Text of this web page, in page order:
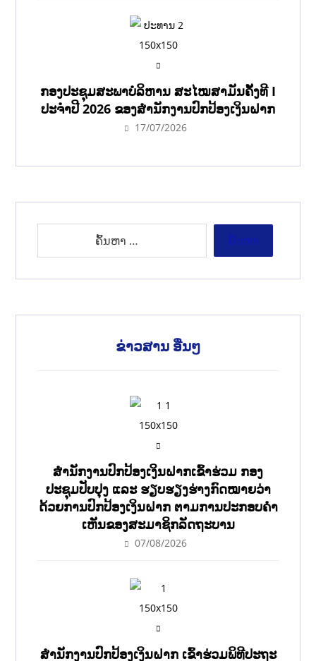
ກອງປະຊຸມສະພາບໍລິຫານ ສະໄໝສາມັນຄັ້ງທີ I
ປະຈຳປີ 2026 ຂອງສຳນັກງານປົກປ້ອງເງິນຝາກ
17/07/2026
ຂ່າວສານ ອື່ນໆ
ສໍານັກງານປົກປ້ອງເງິນຝາກເຂົ້າຮ່ວມ ກອງ
ປະຊຸມປັບປຸງ ແລະ ຮຽບຮຽງຮ່າງກົດໝາຍວ່າ
ດ້ວຍການປົກປ້ອງເງິນຝາກ ຕາມການປະກອບຄຳ
ເຫັນຂອງສະມາຊິກລັດຖະບານ
07/08/2026
ສຳນັກງານປົກປ້ອງເງິນຝາກ ເຂົ້າຮ່ວມພິທີປະຖະ